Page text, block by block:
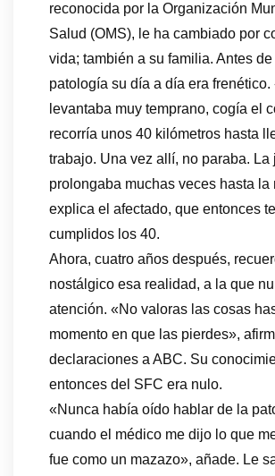
reconocida por la Organización
Salud (OMS), le ha cambiado por
vida; también a su familia. Antes de
patología su día a día era frenético.
levantaba muy temprano, cogía el
recorría unos 40 kilómetros hasta
trabajo. Una vez allí, no paraba. La
prolongaba muchas veces hasta la
explica el afectado, que entonces
cumplidos los 40.
Ahora, cuatro años después,
nostálgico esa realidad, a la que
atención. «No valoras las cosas
momento en que las pierdes»,
declaraciones a ABC. Su
entonces del SFC era nulo.
«Nunca había oído hablar de la
cuando el médico me dijo lo que
fue como un mazazo», añade. Le